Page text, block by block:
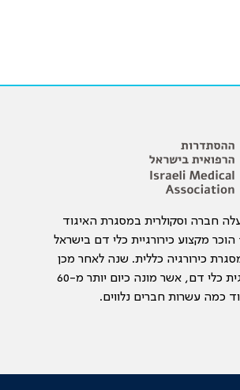
חברה וסקולרית במסגרת האיגוד
הכירורגי. ב-1989 הוכר מקצוע כירורגיית כלי דם בישראל
כירורגיה כללית. שנה לאחר מכן
נוסד איגוד כירורגית כלי דם, אשר מונה כיום יותר מ-60
כמה עשרות חברים נלווים.